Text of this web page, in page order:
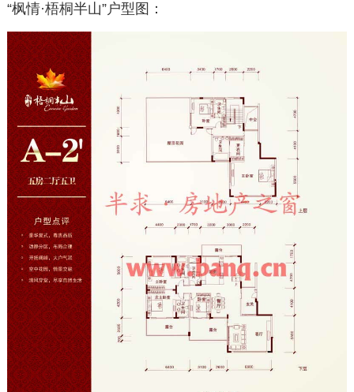
“枫情·梧桐半山”户型图：